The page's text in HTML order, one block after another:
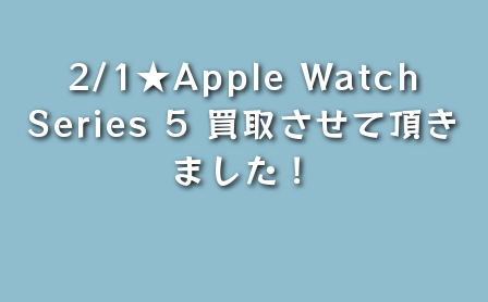
2/1★Apple Watch
Series 5 買取させて頂き
ました！